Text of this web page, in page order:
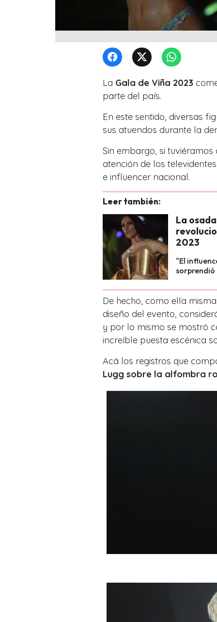
La Gala de Viña 2023
parte del país.
En este sentido, diversas
sus atuendos durante la
Sin embargo, si
atención de los
e influencer nacional.
Leer también:
La
2023
"El
sorprendió
De hecho, como ella
diseño del evento,
y por lo mismo se mostró
increíble puesta escénica
Acá los registros que
Lugg sobre la alfombra